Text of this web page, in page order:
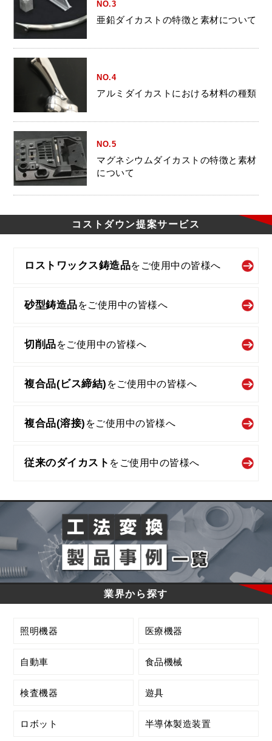
NO.3
亜鉛ダイカストの特徴と素材について
NO.4
アルミダイカストにおける材料の種類
NO.5
マグネシウムダイカストの特徴と素材
について
コストダウン提案サービス
ロストワックス鋳造品を ご使用中の皆様へ
砂型鋳造品をご使用中の皆様へ
切削品をご使用中の皆様へ
複合品(ビス締結) をご使用中の皆様へ
複合品(溶接) をご使用中の皆様へ
従来のダイカスト を ご使用中の皆様へ
業界から探す
照明機器 医療機器
自動車 食品機械
検査機器 遊具
ロボット 半導体製造装置